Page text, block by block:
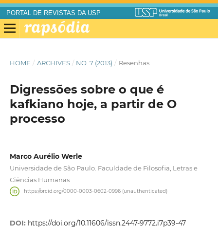
PORTAL DE REVISTAS DA USP
HOME / ARCHIVES / NO. 7 (2013) / Resenhas
Digressões sobre o que é
kafkiano hoje, a partir de O
processo
Marco Aurélio Werle
Universidade de São Paulo. Faculdade de Filosofia, Letras e
Ciências Humanas
https://orcid.org/0000-0003-0602-0996 (unauthenticated)
DOI: https://doi.org/10.11606/issn.2447-9772.i7p39-47